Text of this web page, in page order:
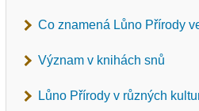
Co znamená Lůno Přírody
Význam v knihách snů
Lůno Přírody v různých